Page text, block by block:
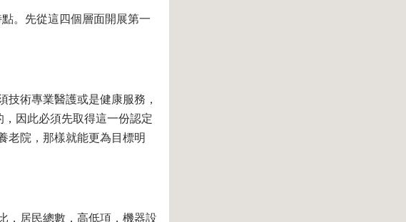
。先從這四個層面開展第一
術專業醫護或是健康服務，
因此必須先取得這一份認定
老院，那樣就能更為目標明
，居民總數，高低項，機器設